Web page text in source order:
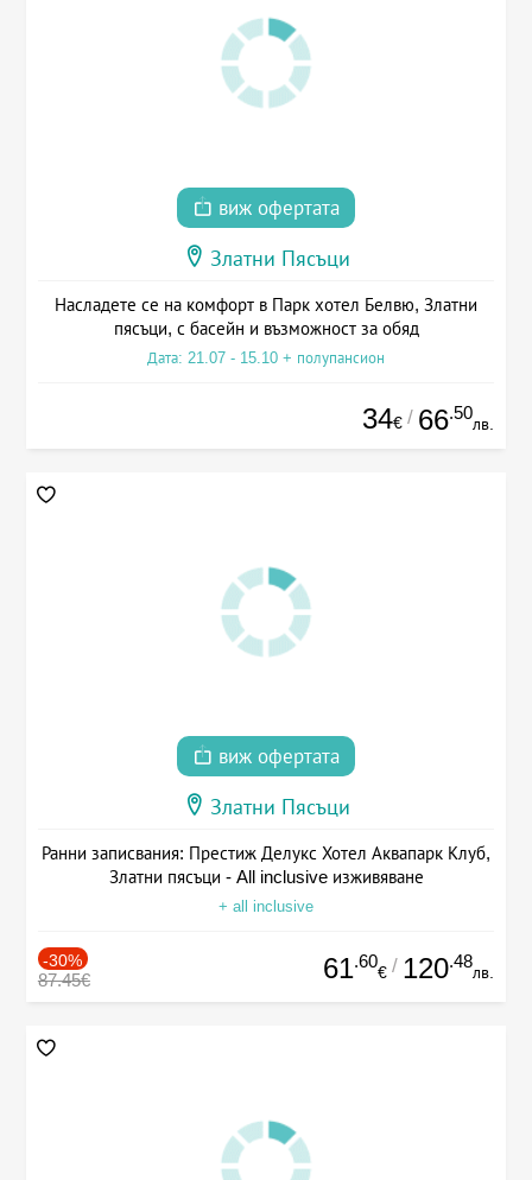
виж офертата
Златни Пясъци
Насладете се на комфорт в Парк хотел Белвю, Златни
пясъци, с басейн и възможност за обяд
Дата: 21.07 - 15.10 + полупансион
34€ / 66.50
лв.
виж офертата
Златни Пясъци
Ранни записвания: Престиж Делукс Хотел Аквапарк Клуб,
Златни пясъци - All inclusive изживяване
+ all inclusive
-30%
87.45€ 61.60
€ / 120.48
лв.